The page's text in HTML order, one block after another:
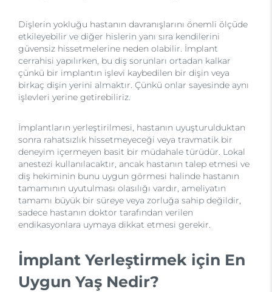
Dişlerin yokluğu hastanın davranışlarını önemli ölçüde
etkileyebilir ve diğer hislerin yanı sıra kendilerini
güvensiz hissetmelerine neden olabilir. İmplant
cerrahisi yapılırken, bu diş sorunları ortadan kalkar
çünkü bir implantın işlevi kaybedilen bir dişin veya
birkaç dişin yerini almaktır. Çünkü onlar sayesinde aynı
işlevleri yerine getirebiliriz.
İmplantların yerleştirilmesi, hastanın uyuşturulduktan
sonra rahatsızlık hissetmeyeceği veya travmatik bir
deneyim içermeyen basit bir müdahale türüdür. Lokal
anestezi kullanılacaktır, ancak hastanın talep etmesi ve
diş hekiminin bunu uygun görmesi halinde hastanın
tamamının uyutulması olasılığı vardır, ameliyatın
tamamı büyük bir süreye veya zorluğa sahip değildir,
sadece hastanın doktor tarafından verilen
endikasyonlara uymaya dikkat etmesi gerekir.
İmplant Yerleştirmek için En
Uygun Yaş Nedir?